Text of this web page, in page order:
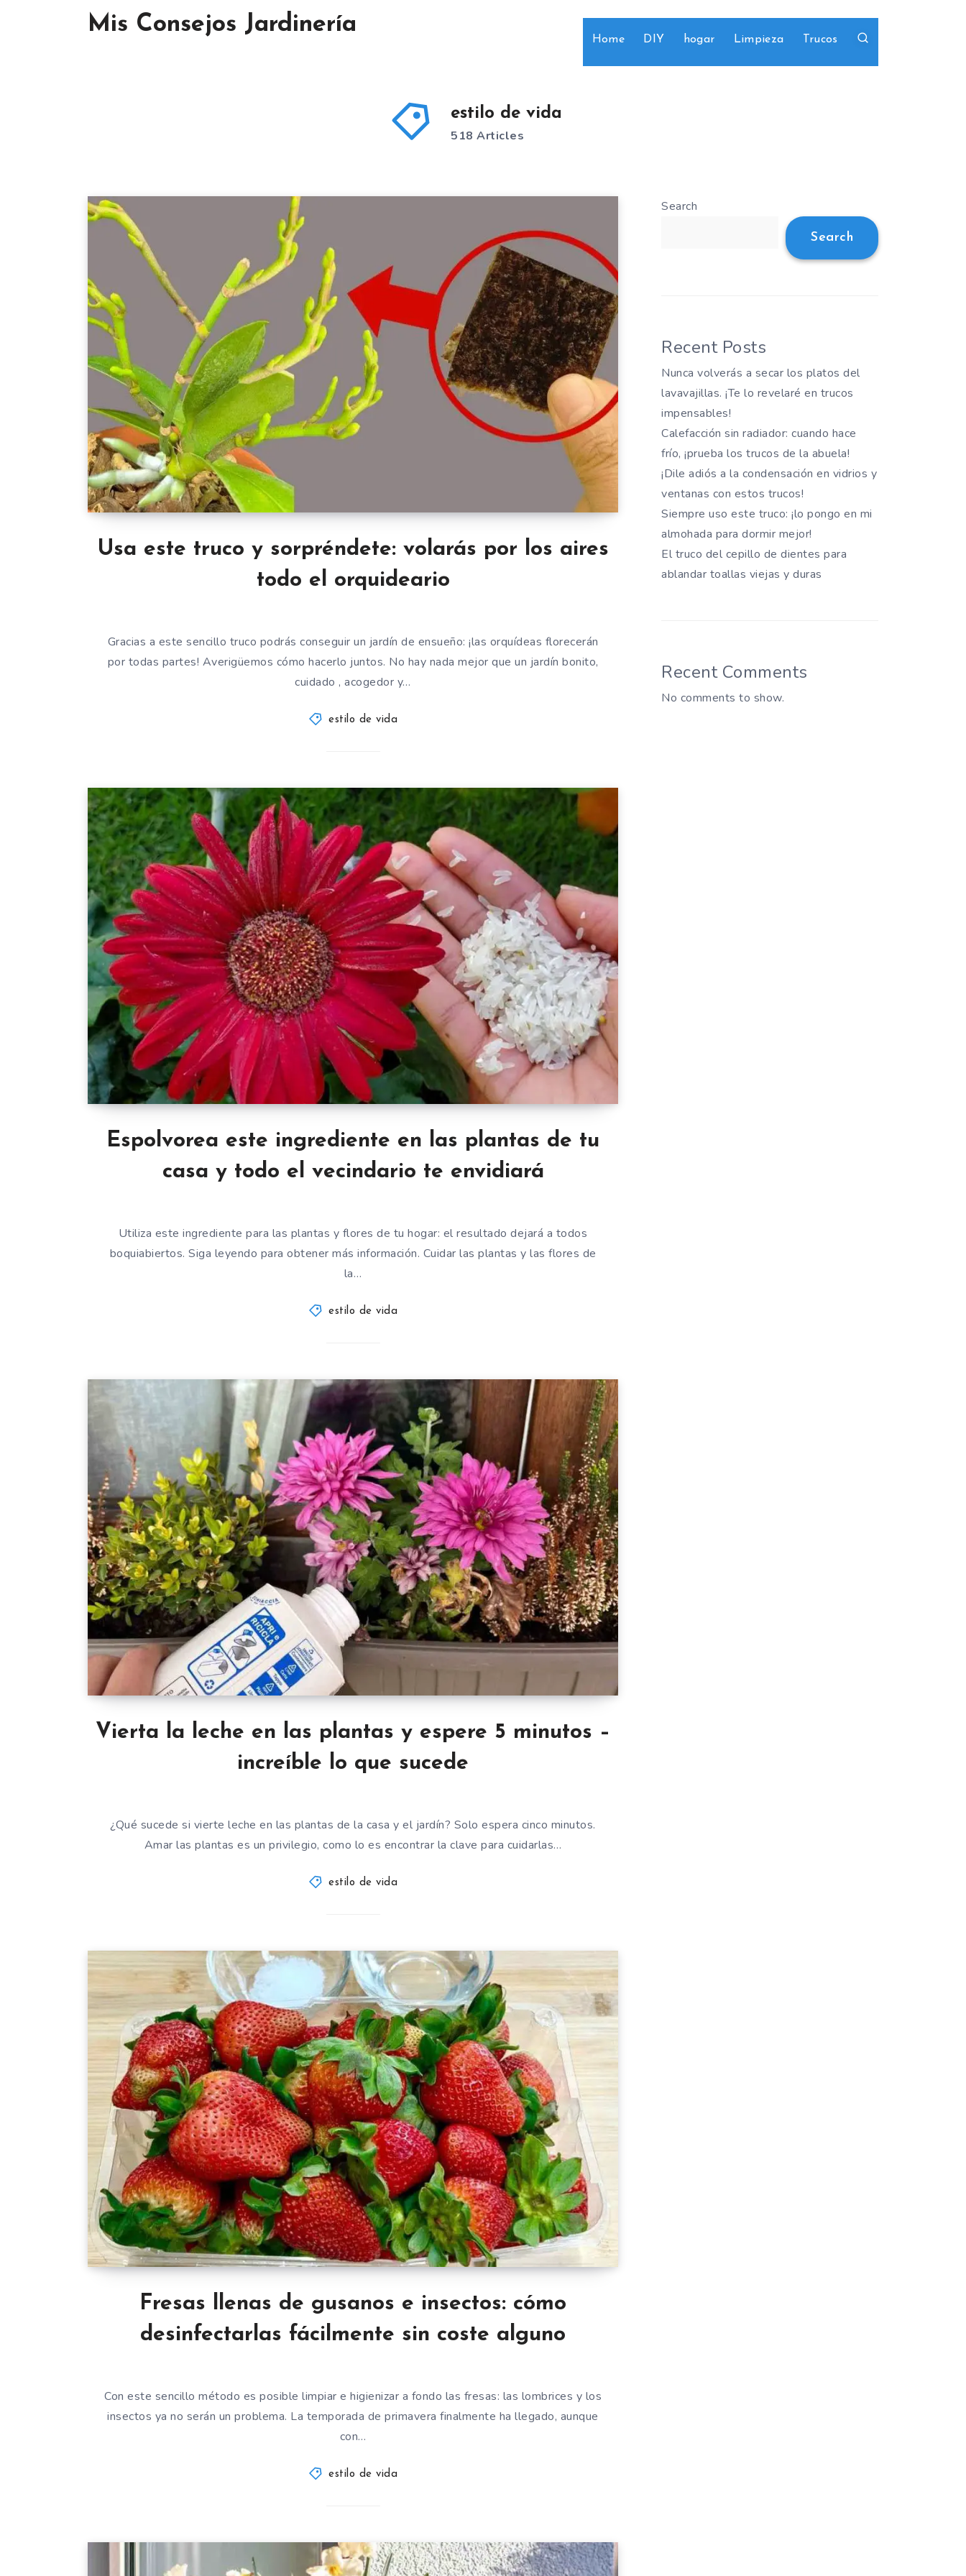
Mis Consejos Jardinería
Home DIY hogar Limpieza Trucos
estilo de vida
518 Articles
Usa este truco y sorpréndete: volarás por los aires
todo el orquideario
Gracias a este sencillo truco podrás conseguir un jardín de ensueño: ¡las orquídeas florecerán
por todas partes! Averigüemos cómo hacerlo juntos. No hay nada mejor que un jardín bonito,
cuidado , acogedor y…
estilo de vida
Espolvorea este ingrediente en las plantas de tu
casa y todo el vecindario te envidiará
Utiliza este ingrediente para las plantas y flores de tu hogar: el resultado dejará a todos
boquiabiertos. Siga leyendo para obtener más información. Cuidar las plantas y las flores de
la…
estilo de vida
Vierta la leche en las plantas y espere 5 minutos –
increíble lo que sucede
¿Qué sucede si vierte leche en las plantas de la casa y el jardín? Solo espera cinco minutos.
Amar las plantas es un privilegio, como lo es encontrar la clave para cuidarlas…
estilo de vida
Fresas llenas de gusanos e insectos: cómo
desinfectarlas fácilmente sin coste alguno
Con este sencillo método es posible limpiar e higienizar a fondo las fresas: las lombrices y los
insectos ya no serán un problema. La temporada de primavera finalmente ha llegado, aunque
con…
estilo de vida
Search
Search
Recent Posts
Nunca volverás a secar los platos del
lavavajillas. ¡Te lo revelaré en trucos
impensables!
Calefacción sin radiador: cuando hace
frío, ¡prueba los trucos de la abuela!
¡Dile adiós a la condensación en vidrios y
ventanas con estos trucos!
Siempre uso este truco: ¡lo pongo en mi
almohada para dormir mejor!
El truco del cepillo de dientes para
ablandar toallas viejas y duras
Recent Comments
No comments to show.